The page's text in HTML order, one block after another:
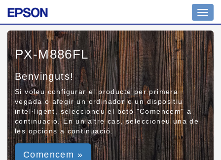
PX-M886FL
Benvinguts!
Si voleu configurar el producte per primera
vegada o afegir un ordinador o un dispositiu
intel·ligent, seleccioneu el botó "Comencem" a
continuació. En un altre cas, seleccioneu una de
les opcions a continuació.
Comencem »